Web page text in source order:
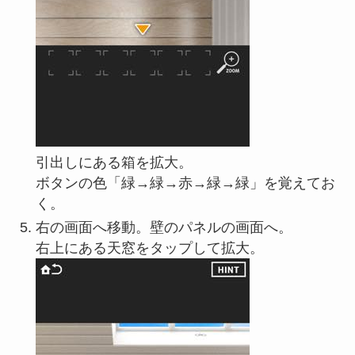
引出しにある箱を拡大。
ボタンの色「緑→緑→赤→緑→緑」を覚えてお
く。
右の画面へ移動。壁のパネルの画面へ。
右上にある天窓をタップして拡大。